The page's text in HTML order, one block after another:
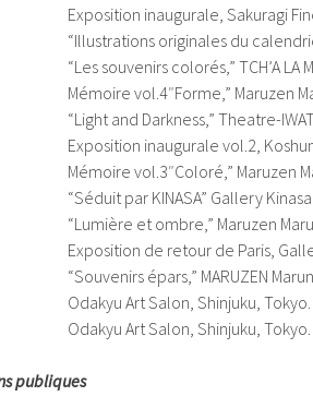
Exposition inaugurale, Sakuragi
“Illustrations originales du
“Les souvenirs colorés,” TCH’A LA
Mémoire vol.4″Forme,” Maruzen
“Light and Darkness,” Theatre-
Exposition inaugurale vol.2,
Mémoire vol.3″Coloré,” Maruzen
“Séduit par KINASA” Gallery
“Lumière et ombre,” Maruzen
Exposition de retour de Paris,
“Souvenirs épars,” MARUZEN
Odakyu Art Salon, Shinjuku, Tokyo.
Odakyu Art Salon, Shinjuku, Tokyo.
publiques